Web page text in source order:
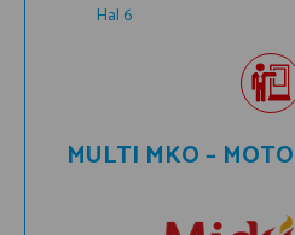
Hal 6
MULTI MKO –